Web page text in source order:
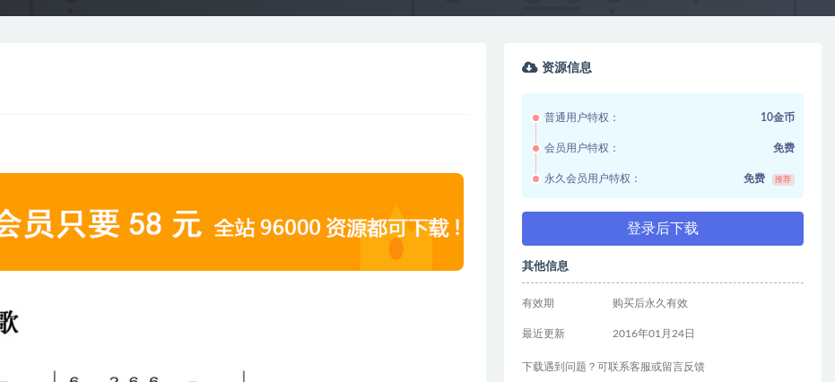
资源信息
普通用户特权： 10金币
会员用户特权： 免费
永久会员用户特权： 免费 推荐
登录后下载
其他信息
有效期 购买后永久有效
最近更新 2016年01月24日
下载遇到问题？可联系客服或留言反馈